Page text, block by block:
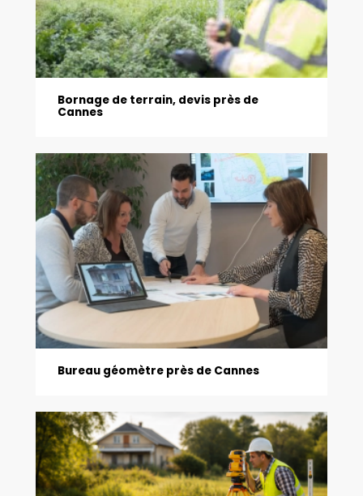
Bornage de terrain, devis près de
Cannes
Bureau géomètre près de Cannes